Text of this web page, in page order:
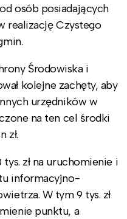
osób posiadających
realizację Czystego
Środowiska i
kolejne zachęty, aby
urzędników w
na ten cel środki
zł.
zł na uruchomienie i
informacyjno-
W tym 9 tys. zł
punktu, a